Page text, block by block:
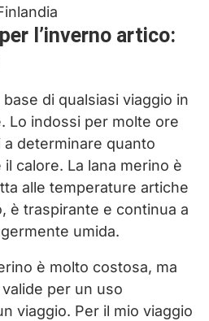
l’inverno artico:
base di qualsiasi viaggio in
Lo indossi per molte ore
determinare quanto
calore. La lana merino è
alle temperature artiche
è traspirante e continua a
umida.
è molto costosa, ma
per un uso
viaggio. Per il mio viaggio